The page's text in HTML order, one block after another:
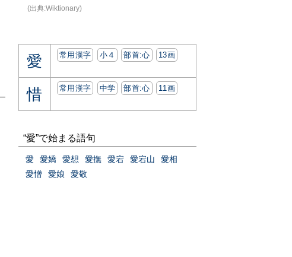
(出典:Wiktionary)
愛 常用漢字 小４ 部首:⼼ 13画
惜 常用漢字 中学 部首:⼼ 11画
“愛”で始まる語句
愛 愛嬌 愛想 愛撫 愛宕 愛宕山
愛相
愛憎
愛娘 愛敬